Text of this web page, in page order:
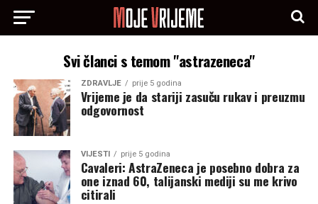
Svi članci s temom "astrazeneca"
ZDRAVLJE prije 5 godina
Vrijeme je da stariji zasuču rukav i preuzmu
odgovornost
VIJESTI prije 5 godina
Cavaleri: AstraZeneca je posebno dobra za
one iznad 60, talijanski mediji su me krivo
citirali